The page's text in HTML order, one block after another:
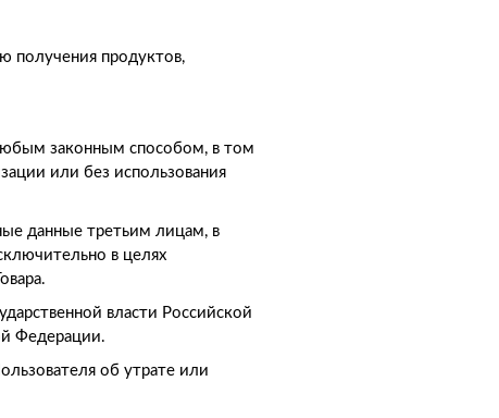
получения продуктов,
законным способом, в том
или без использования
данные третьим лицам, в
в целях
власти Российской
Федерации.
об утрате или